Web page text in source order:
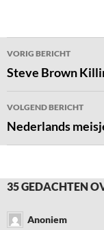
Bericht
navigatie
VORIG BERICHT
Steve Brown
VOLGEND BERICHT
Nederlands
35 GEDACHTEN
Anoniem